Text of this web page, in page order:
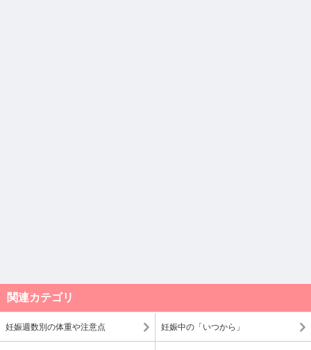
関連カテゴリ
妊娠週数別の体重や注意点 妊娠中の「いつから」